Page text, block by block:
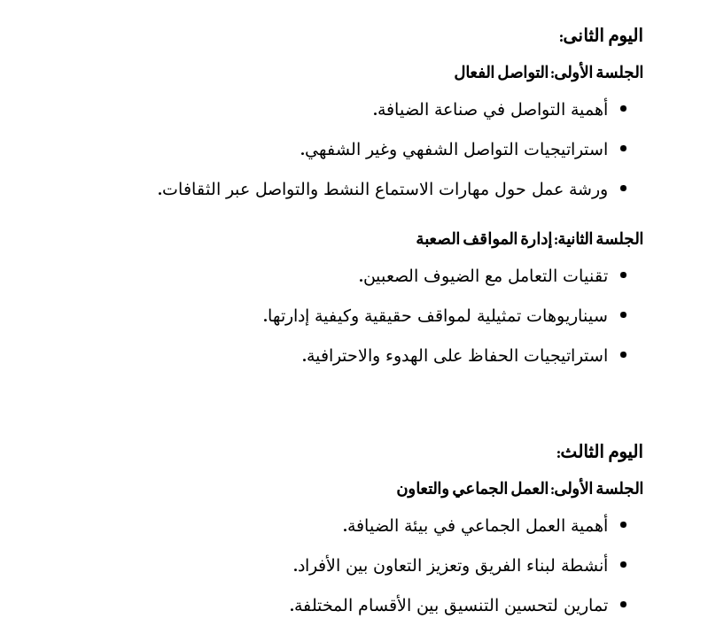
اليوم الثانى:
الجلسة الأولى: التواصل الفعال
أهمية التواصل في صناعة الضيافة.
استراتيجيات التواصل الشفهي وغير الشفهي.
ورشة عمل حول مهارات الاستماع النشط والتواصل عبر الثقافات.
الجلسة الثانية: إدارة المواقف الصعبة
تقنيات التعامل مع الضيوف الصعبين.
سيناريوهات تمثيلية لمواقف حقيقية وكيفية إدارتها.
استراتيجيات الحفاظ على الهدوء والاحترافية.
اليوم الثالث:
الجلسة الأولى: العمل الجماعي والتعاون
أهمية العمل الجماعي في بيئة الضيافة.
أنشطة لبناء الفريق وتعزيز التعاون بين الأفراد.
تمارين لتحسين التنسيق بين الأقسام المختلفة.